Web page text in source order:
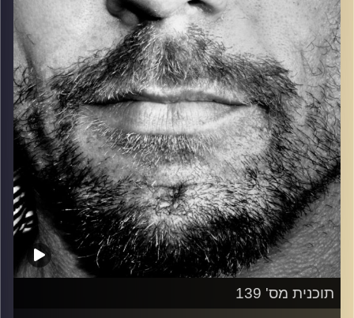
קרדיט תמונות: David Goehring
תוכנית מס' 139